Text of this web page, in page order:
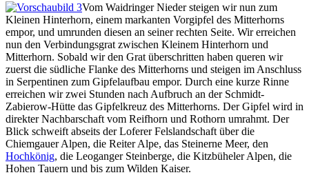
Vom Waidringer Nieder steigen wir nun zum
Kleinen Hinterhorn, einem markanten Vorgipfel des Mitterhorns
empor, und umrunden diesen an seiner rechten Seite. Wir erreichen
nun den Verbindungsgrat zwischen Kleinem Hinterhorn und
Mitterhorn. Sobald wir den Grat überschritten haben queren wir
zuerst die südliche Flanke des Mitterhorns und steigen im Anschluss
in Serpentinen zum Gipfelaufbau empor. Durch eine kurze Rinne
erreichen wir zwei Stunden nach Aufbruch an der Schmidt-
Zabierow-Hütte das Gipfelkreuz des Mitterhorns. Der Gipfel wird in
direkter Nachbarschaft vom Reifhorn und Rothorn umrahmt. Der
Blick schweift abseits der Loferer Felslandschaft über die
Chiemgauer Alpen, die Reiter Alpe, das Steinerne Meer, den
Hochkönig, die Leoganger Steinberge, die Kitzbüheler Alpen, die
Hohen Tauern und bis zum Wilden Kaiser.